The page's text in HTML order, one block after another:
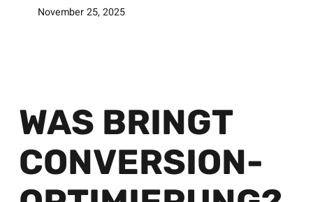
November 25, 2025
WAS BRINGT
CONVERSION-